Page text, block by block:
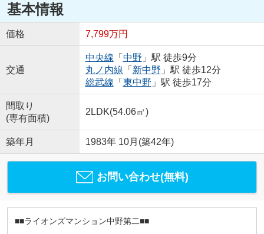
基本情報
価格 7,799万円
交通
中央線 「 中野 」駅 徒歩9分
丸ノ内線 「 新中野 」駅 徒歩12分
総武線 「 東中野 」駅 徒歩17分
間取り
(専有面積)
2LDK(54.06㎡)
築年月 1983年 10月(築42年)
お問い合わせ(無料)
■■ライオンズマンション中野第二■■